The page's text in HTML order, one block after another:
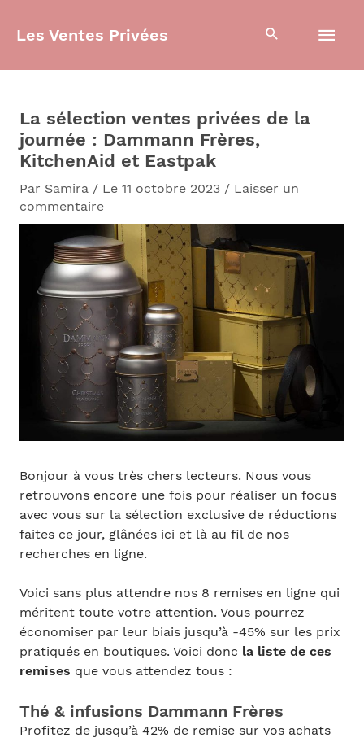
Les Ventes Privées
La sélection ventes privées de la
journée : Dammann Frères,
KitchenAid et Eastpak
Par Samira / Le 11 octobre 2023 / Laisser un
commentaire
Bonjour à vous très chers lecteurs. Nous vous
retrouvons encore une fois pour réaliser un focus
avec vous sur la sélection exclusive de réductions
faites ce jour, glânées ici et là au fil de nos
recherches en ligne.
Voici sans plus attendre nos 8 remises en ligne qui
méritent toute votre attention. Vous pourrez
économiser par leur biais jusqu’à -45% sur les prix
pratiqués en boutiques. Voici donc la liste de ces
remises que vous attendez tous :
Thé & infusions Dammann Frères
Profitez de jusqu’à 42% de remise sur vos achats